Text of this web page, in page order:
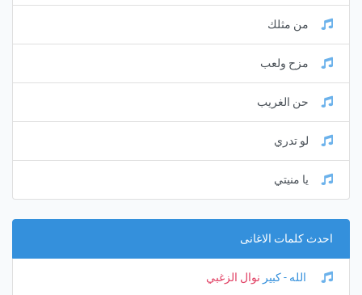
من مثلك
مزح ولعب
حن الغريب
لو تدري
يا منيتي
احدث كلمات الاغانى
الله - كبير نوال الزغبي